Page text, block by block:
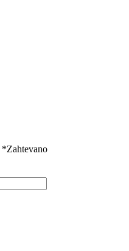
*Zahtevano